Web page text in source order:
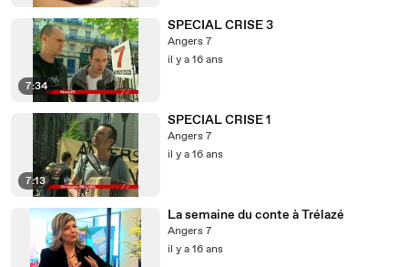
7:34
SPECIAL CRISE 3
Angers 7
il y a 16 ans
7:13
SPECIAL CRISE 1
Angers 7
il y a 16 ans
La semaine du conte à Trélazé
Angers 7
il y a 16 ans